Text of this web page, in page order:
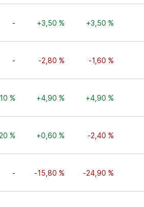
- +3,50 % +3,50 %
- -2,80 % -1,60 %
% +4,90 % +4,90 %
% +0,60 % -2,40 %
- -15,80 % -24,90 %